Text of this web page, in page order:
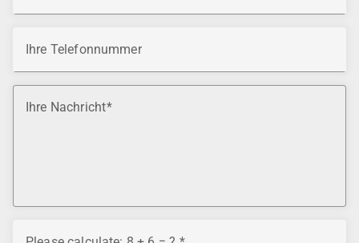
Ihre Telefonnummer
Ihre Nachricht